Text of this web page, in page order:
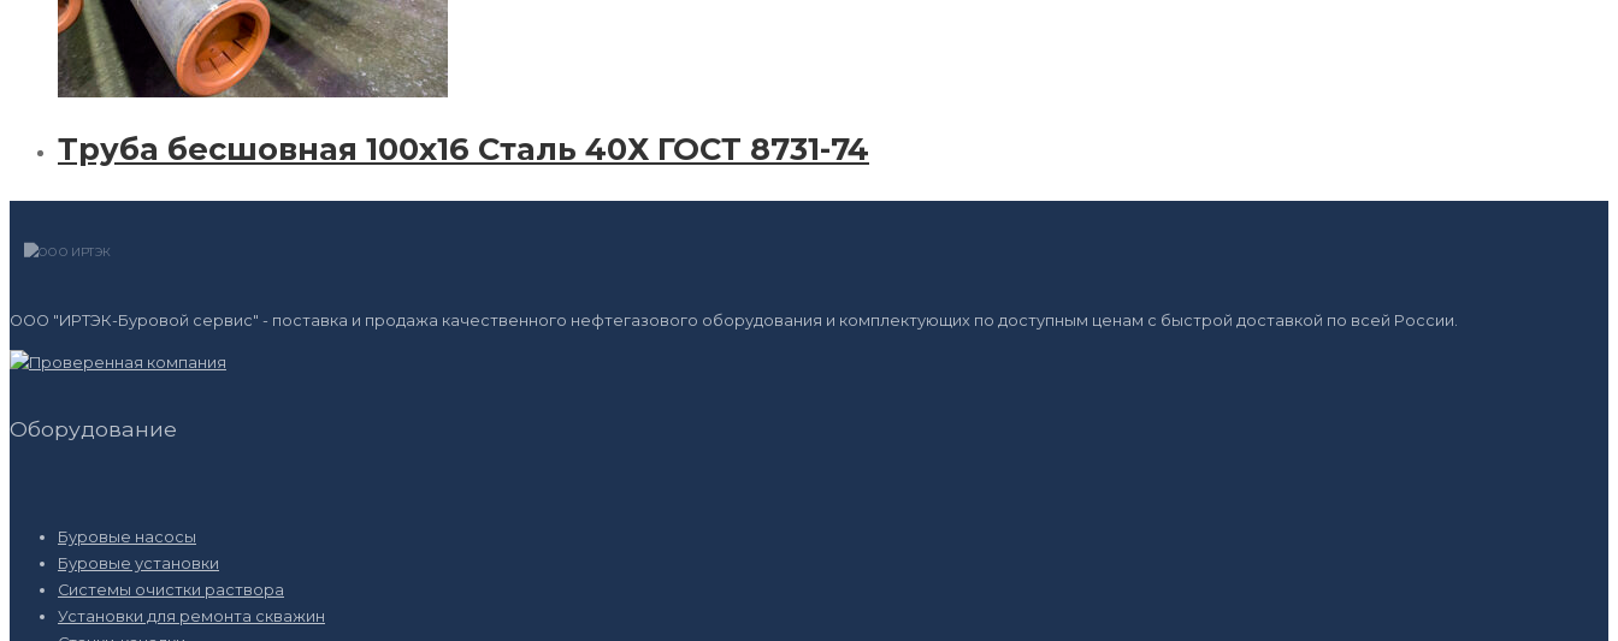
Труба бесшовная 100х16 Сталь 40Х ГОСТ 8731-74
ООО "ИРТЭК-Буровой сервис" - поставка и продажа качественного нефтегазового оборудования и комплектующих по доступным ценам с быстрой доставкой по всей России.
Оборудование
Буровые насосы
Буровые установки
Системы очистки раствора
Установки для ремонта скважин